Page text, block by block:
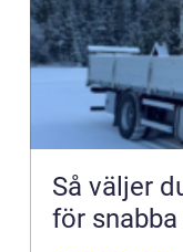
Så väljer
för